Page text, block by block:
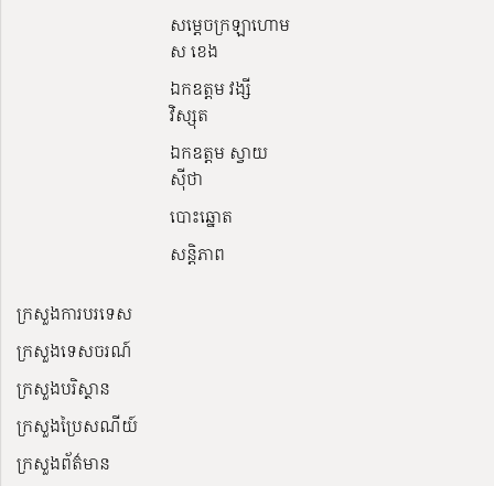
សម្ដេចក្រឡាហោម
ស ខេង
ឯកឧត្តម វង្សី
វិស្សុត
ឯកឧត្តម ស្វាយ
ស៊ីថា
បោះឆ្នោត
សន្តិភាព
ក្រសួងការបរទេស
ក្រសួងទេសចរណ៍
ក្រសួងបរិស្ថាន
ក្រសួងប្រៃសណីយ៍
ក្រសួងព័ត៌មាន